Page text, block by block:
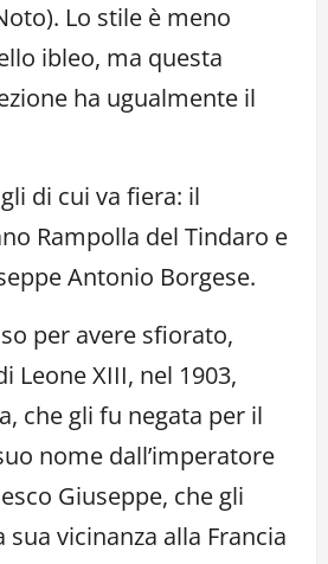
Lo stile è meno
ibleo, ma questa
ha ugualmente il
di cui va fiera: il
Rampolla del Tindaro e
Antonio Borgese.
per avere sfiorato,
Leone XIII, nel 1903,
che gli fu negata per il
nome dall’imperatore
Giuseppe, che gli
vicinanza alla Francia